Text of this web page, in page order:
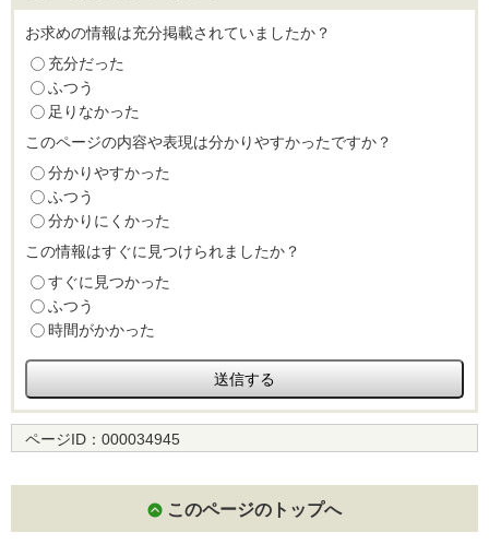
お求めの情報は充分掲載されていましたか？
充分だった
ふつう
足りなかった
このページの内容や表現は分かりやすかったですか？
分かりやすかった
ふつう
分かりにくかった
この情報はすぐに見つけられましたか？
すぐに見つかった
ふつう
時間がかかった
ページID： 000034945
このページのトップへ